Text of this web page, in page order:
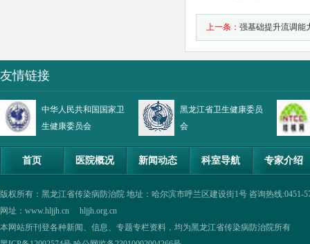
上一条：强基础提升流调
黑龙江省结核病现场流行病
友情链接
中华人民共和国国家卫
生健康委员会
黑龙江省卫生健康委员
会
首页 医院概况 新闻动态 科室导航 专家介绍
版权所有：黑龙江省传染病防治院 地址：哈尔滨市呼兰区建设街1号 咨询热线:0451-
网址：www.hljjh.cn hljjh.org.cn
本网站所刊登各种新闻、信息、专题专栏资料，均为黑龙江省传染病防治院所有